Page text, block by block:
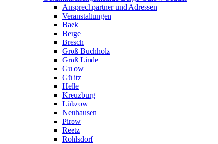
Ansprechpartner und Adressen
Veranstaltungen
Baek
Berge
Bresch
Groß Buchholz
Groß Linde
Gulow
Gülitz
Helle
Kreuzburg
Lübzow
Neuhausen
Pirow
Reetz
Rohlsdorf